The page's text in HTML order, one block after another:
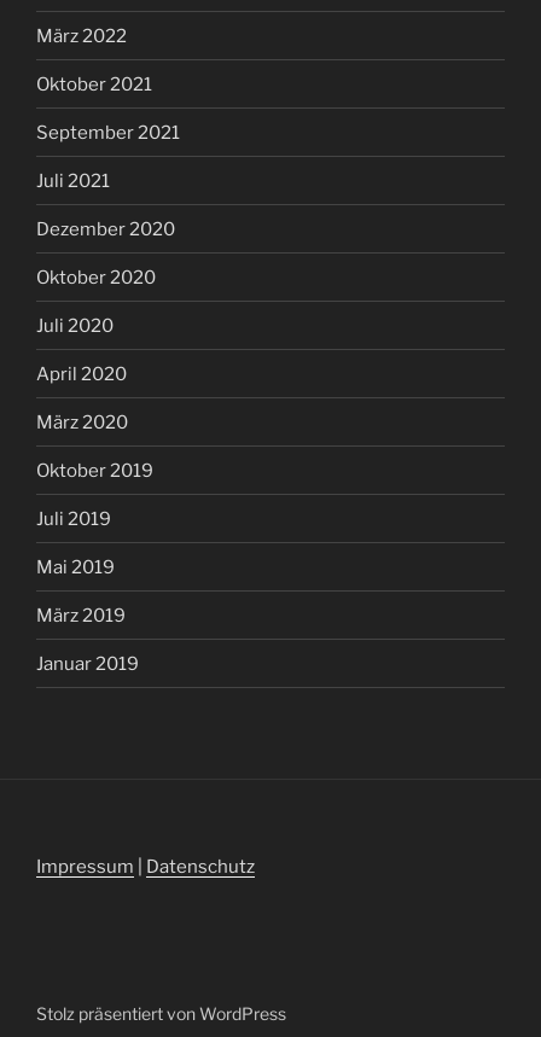
März 2022
Oktober 2021
September 2021
Juli 2021
Dezember 2020
Oktober 2020
Juli 2020
April 2020
März 2020
Oktober 2019
Juli 2019
Mai 2019
März 2019
Januar 2019
Impressum Datenschutz
Stolz präsentiert von WordPress